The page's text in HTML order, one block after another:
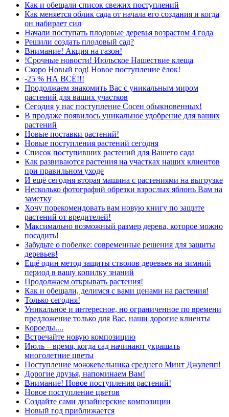
Как и обещали список свежих поступлений
Как меняется облик сада от начала его создания и когда
он набирает сил
Начали поступать плодовые деревья возрастом 4 года
Решили создать плодовый сад?
Внимание! Акция на газон!
!Срочные новости! Июльское Нашествие клеща
Скоро Новый год! Новое поступление ёлок!
-25 % НА ВСЁ!!!
Продолжаем знакомить Вас с уникальным миром
растений для ваших участков
Сегодня у нас поступление Сосен обыкновенных!
В продаже появилось уникальное удобрение для ваших
растений
Новые поставки растений!
Новые поступления растений сегодня
Список поступивших растений для Вашего сада
Как развиваются растения на участках наших клиентов
при правильном уходе
И ещё сегодня вторая машина с растениями на выгрузке
Несколько фотографий обрезки взрослых яблонь Вам на
заметку
Хочу порекомендовать вам новую книгу по защите
растений от вредителей!
Максимально возможный размер дерева, которое можно
посадить!
Забудьте о побелке: современные решения для защиты
деревьев!
Ещё один метод защиты стволов деревьев на зимний
период в вашу копилку знаний
Продолжаем открывать растения!
Как и обещали, делимся с вами ценами на растения!
Только сегодня!
Уникальное и интересное, но ограниченное по времени
предложение только для Вас, наши дорогие клиенты
Короеды....
Встречайте новую композицию
Июль – время, когда сад начинают украшать
многолетние цветы
Поступление можжевельника среднего Минт Джулепп!
Дорогие друзья, напоминаем Вам!
Внимание! Новое поступления растений!
Новое поступление цветов
Создайте сами дизайнерские композиции
Новый год приближается